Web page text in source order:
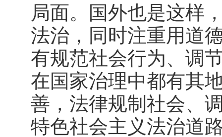
局面。国外也是这样
法治，同时注重用道
有规范社会行为、调
在国家治理中都有其
善，法律规制社会、
特色社会主义法治道